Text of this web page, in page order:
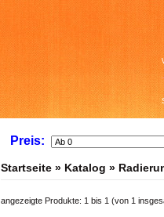
Preis:
Startseite » Katalog »
angezeigte Produkte: 1 bis 1 (von 1